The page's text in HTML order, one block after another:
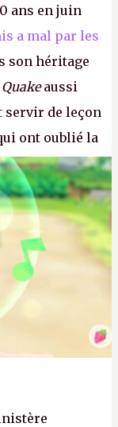
ans en juin
a mal par les
son héritage
Quakeaussi
servir de leçon
ont oublié la
et les
des